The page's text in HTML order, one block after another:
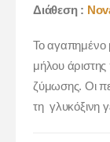
Διάθεση :
Το αγαπημένο
μήλου άριστης
ζύμωσης. Οι
τη γλυκόξινη